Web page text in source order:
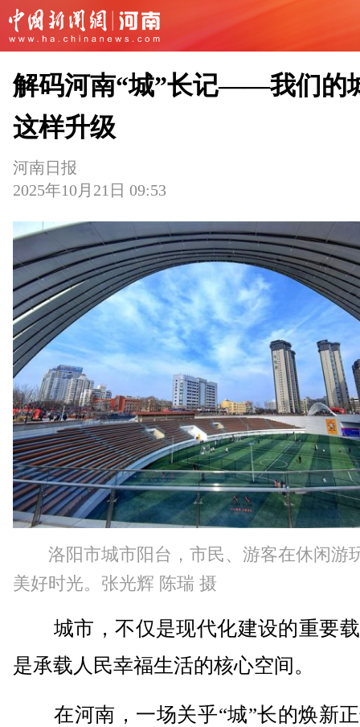
解码河南“城”长记——我们的
这样升级
河南日报
2025年10月21日 09:53
洛阳市城市阳台，市民、游客在休闲游
美好时光。张光辉 陈瑞 摄
城市，不仅是现代化建设的重要
是承载人民幸福生活的核心空间。
在河南，一场关乎“城”长的焕新